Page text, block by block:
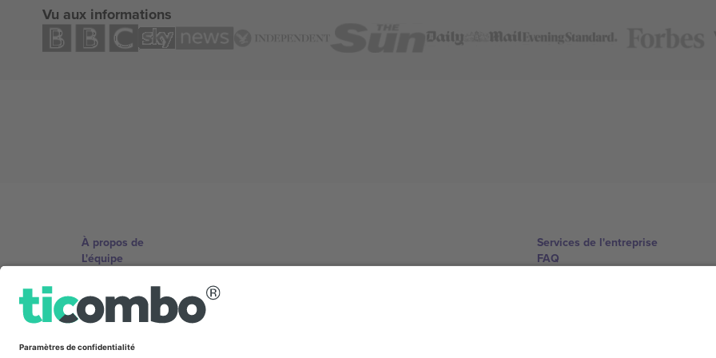
Vu aux informations
À propos de
L'équipe
Conditions générales
Programme d'affiliation
Services de l'entreprise
FAQ